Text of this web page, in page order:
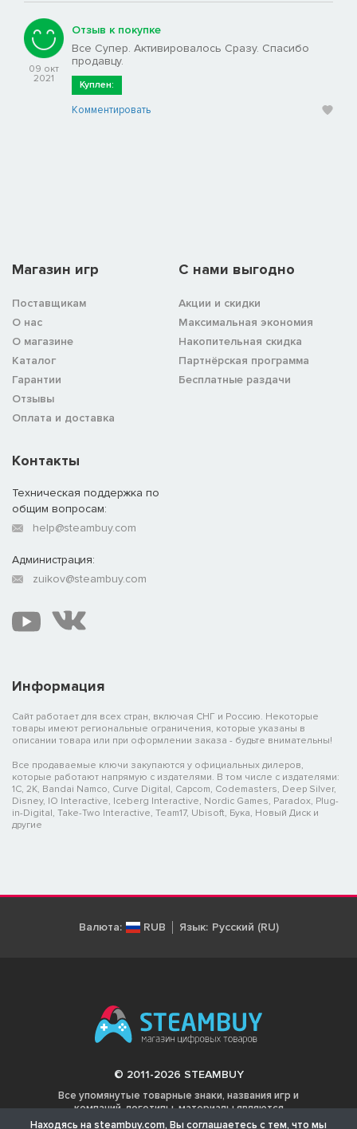
09 окт
2021
Отзыв к покупке
Все Супер. Активировалось Сразу. Спасибо
продавцу.
Куплен:
Комментировать
Магазин игр
Поставщикам
О нас
О магазине
Каталог
Гарантии
Отзывы
Оплата и доставка
C нами выгодно
Акции и скидки
Максимальная экономия
Накопительная скидка
Партнёрская программа
Бесплатные раздачи
Информация
Сайт работает для всех стран, включая СНГ и Россию. Некоторые
товары имеют региональные ограничения, которые указаны в
описании товара или при оформлении заказа - будьте внимательны!
Все продаваемые ключи закупаются у официальных дилеров,
которые работают напрямую с издателями. В том числе с издателями:
1C, 2K, Bandai Namco, Curve Digital, Capcom, Codemasters, Deep Silver,
Disney, IO Interactive, Iceberg Interactive, Nordic Games, Paradox, Plug-
in-Digital, Take-Two Interactive, Team17, Ubisoft, Бука, Новый Диск и
другие
Контакты
Техническая поддержка по
общим вопросам:
help@steambuy.com
Администрация:
zuikov@steambuy.com
Валюта: RUB Язык: Русский (RU)
© 2011-2026 STEAMBUY
Все упомянутые товарные знаки, названия игр и
компаний, логотипы, материалы являются
собственностью соответствующих владельцев.
Находясь на steambuy.com, Вы соглашаетесь с тем, что мы